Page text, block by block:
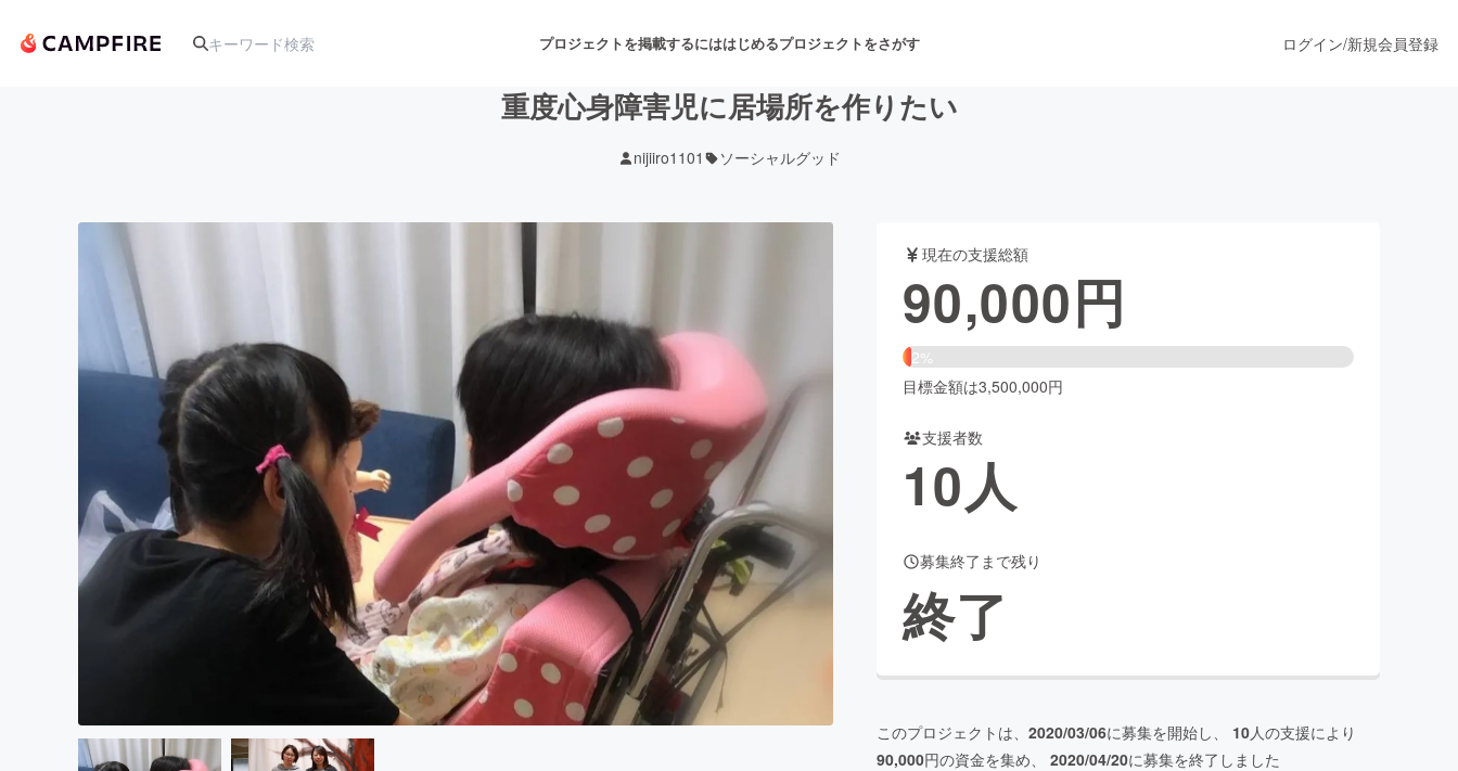
プロジェクトを掲載するにははじめるプロジェクトをさがす
舞台・パフォーマンス
ゲーム・サービス開発 ファッション
映像・映画 書籍・雑誌出版 アニメ・漫画
ビジネス・起業 チャレンジ ビューティー・ヘルスケア
まちづくり・地域活性化
CAMPFIRE for Social GoodCAMPFIRE Creation
CAMPFIREふるさと納税machi-ya
ログイン/新規会員登録
重度心身障害児に居場所を作りたい
nijiiro1101 ソーシャルグッド
現在の支援総額
90,000円
2%
目標金額は3,500,000円
支援者数
10人
募集終了まで残り
終了
このプロジェクトは、 2020/03/06に募集を開始し、 10人の支援により
90,000円の資金を集め、 2020/04/20に募集を終了しました